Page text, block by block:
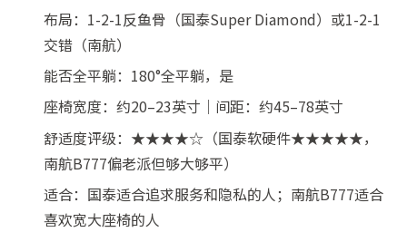
布局：1-2-1反鱼骨（国泰Super Diamond）或1-2-1
交错（南航）
能否全平躺：180°全平躺，是
座椅宽度：约20–23英寸｜间距：约45–78英寸
舒适度评级：★★★★☆（国泰软硬件★★★★★，
南航B777偏老派但够大够平）
适合：国泰适合追求服务和隐私的人；南航B777适合
喜欢宽大座椅的人